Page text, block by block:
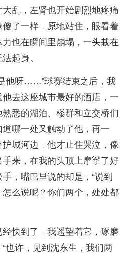
乱，左肾也开始剧烈地疼痛
了一样，原地站住，眼看着
也在瞬间里崩塌，一头栽在
起身。
他呀……”球赛结束之后，我
去这座城市最好的酒店，一
悉的湖泊、楼群和立交桥们
哪一处又触动了他，再一
城河边，他才止住哭泣，像
来，在我的头顶上摩挲了好
，嘴巴里说的却是，“说到
么说呢？你们两个，处处都
快到了，我遥望着它，琢磨
也许，见到沈东生，我们两